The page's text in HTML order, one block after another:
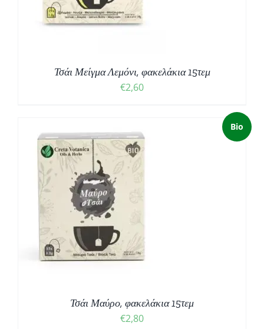
Τσάι Μείγμα Λεμόνι, φακελάκια 15τεμ
€2,60
Bio
Τσάι Μαύρο, φακελάκια 15τεμ
€2,80